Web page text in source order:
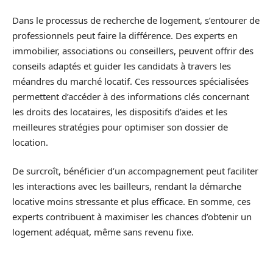
Dans le processus de recherche de logement, s’entourer de
professionnels peut faire la différence. Des experts en
immobilier, associations ou conseillers, peuvent offrir des
conseils adaptés et guider les candidats à travers les
méandres du marché locatif. Ces ressources spécialisées
permettent d’accéder à des informations clés concernant
les droits des locataires, les dispositifs d’aides et les
meilleures stratégies pour optimiser son dossier de
location.
De surcroît, bénéficier d’un accompagnement peut faciliter
les interactions avec les bailleurs, rendant la démarche
locative moins stressante et plus efficace. En somme, ces
experts contribuent à maximiser les chances d’obtenir un
logement adéquat, même sans revenu fixe.